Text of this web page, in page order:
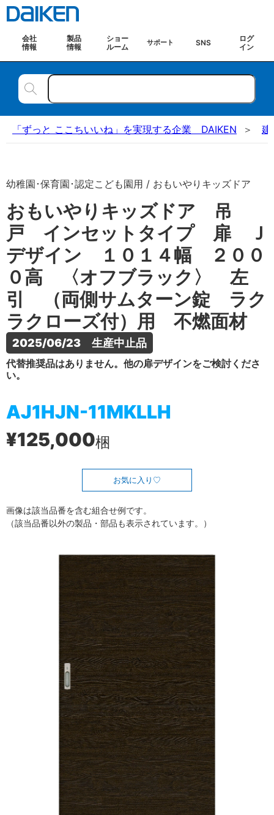
会社
情報
製品
情報
ショー
ルーム
サポート SNS
ログ
イン
「ずっと ここちいいね」を実現する企業 DAIKEN 建
幼稚園･保育園･認定こども園用 / おもいやりキッズドア
おもいやりキッズドア 吊
戸 インセットタイプ 扉 Ｊ
デザイン １０１４幅 ２００
０高 〈オフブラック〉 左
引 （両側サムターン錠 ラク
ラクローズ付）用 不燃面材
2025/06/23　生産中止品
代替推奨品はありません。他の扉デザインをご検討くださ
い。
AJ1HJN-11MKLLH
¥125,000梱
お気に入り
画像は該当品番を含む組合せ例です。
（該当品番以外の製品・部品も表示されています。）